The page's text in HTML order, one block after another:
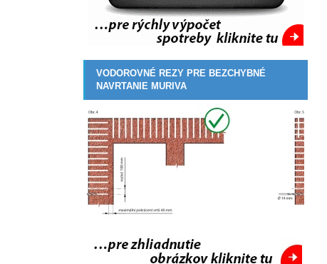
VODOROVNÉ REZY PRE BEZCHYBNÉ
NAVRTANIE MURIVA